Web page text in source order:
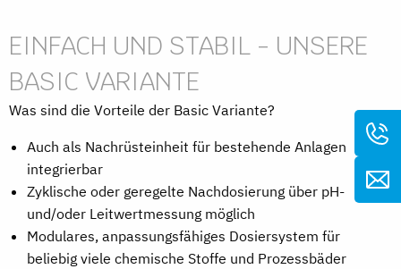
EINFACH UND STABIL - UNSERE
BASIC VARIANTE
Was sind die Vorteile der Basic Variante?
Auch als Nachrüsteinheit für bestehende Anlagen
integrierbar
Zyklische oder geregelte Nachdosierung über pH-
und/oder Leitwertmessung möglich
Modulares, anpassungsfähiges Dosiersystem für
beliebig viele chemische Stoffe und Prozessbäder